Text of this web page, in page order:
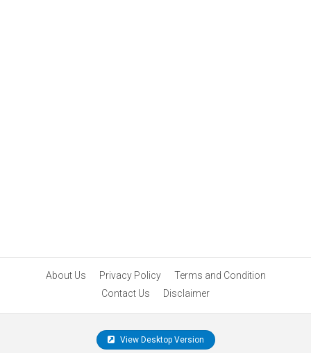
About Us Privacy Policy
Terms and Condition
Contact Us
Disclaimer
View Desktop Version